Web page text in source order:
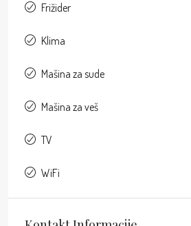
Frižider
Klima
Mašina za sude
Mašina za veš
TV
WiFi